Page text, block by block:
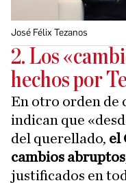
José Félix Tezanos
2. Los
hechos por
En otro orden de
indican que
del querellado, el
cambios abruptos
justificados en